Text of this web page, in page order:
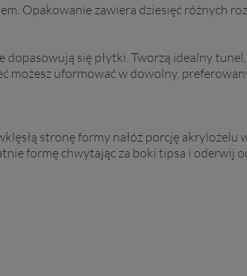
Opakowanie zawiera dziesięć różnych
się płytki. Tworzą idealny
uformować w dowolny,
stronę formy nałóż porcję
formę chwytając za boki tipsa i oderwij